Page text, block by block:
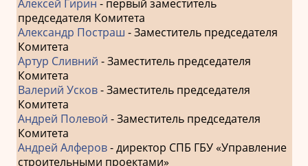
Алексей Гирин - первый заместитель
председателя Комитета
Александр Постраш - Заместитель председателя
Комитета
Артур Сливний - Заместитель председателя
Комитета
Валерий Усков- Заместитель председателя
Комитета
Андрей Полевой - Заместитель председателя
Комитета
Андрей Алферов- директор СПБ ГБУ «Управление
строительными проектами»